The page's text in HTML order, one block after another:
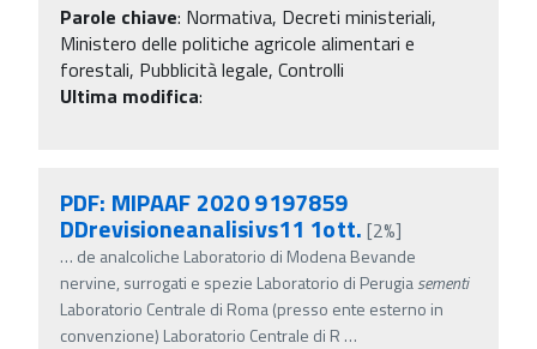
Parole chiave: Normativa, Decreti ministeriali,
Ministero delle politiche agricole alimentari e
forestali, Pubblicità legale, Controlli
Ultima modifica:
PDF: MIPAAF 2020 9197859
DDrevisioneanalisivs11 1ott. [2%]
… de analcoliche Laboratorio di Modena Bevande
nervine, surrogati e spezie Laboratorio di Perugiasementi
Laboratorio Centrale di Roma (presso ente esterno in
convenzione) Laboratorio Centrale di R …